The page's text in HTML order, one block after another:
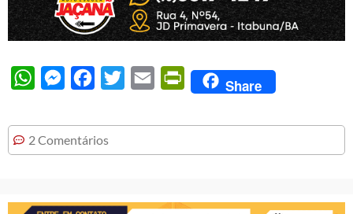
WhatsAppMessengerFacebook
Twitter Email PrintFriendly
Share
2 Comentários